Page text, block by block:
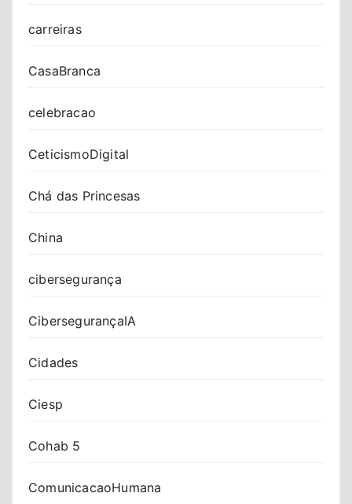
carreiras
CasaBranca
celebracao
CeticismoDigital
Chá das Princesas
China
cibersegurança
CibersegurançaIA
Cidades
Ciesp
Cohab 5
ComunicacaoHumana